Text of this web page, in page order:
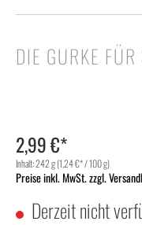
DIE GURKE
2,99 €*
Inhalt:242 g(1,24 €* / 100 g)
Preise inkl. MwSt. zzgl.
Derzeit nicht